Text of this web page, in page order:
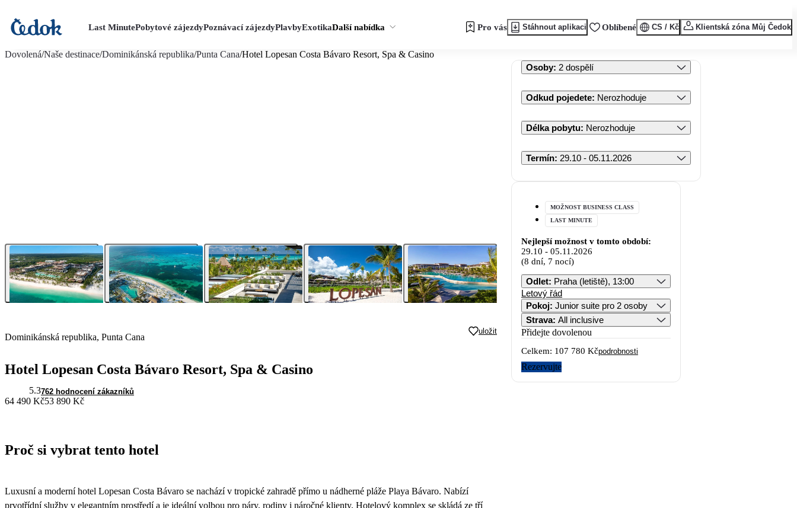
Last MinutePobytové zájezdyPoznávací zájezdyPlavbyExotikaDalší nabídka Pro vás Stáhnout aplikaci Oblíbené CS / Kč Klientská zóna Můj Čedok
Dovolená/Naše destinace/Dominikánská republika/Punta Cana/Hotel Lopesan Costa Bávaro Resort, Spa & Casino
Dominikánská republika, Punta Cana
uložit
Hotel Lopesan Costa Bávaro Resort, Spa & Casino
5.3762 hodnocení zákazníků
64 490 Kč53 890 Kč
Proč si vybrat tento hotel
Luxusní a moderní hotel Lopesan Costa Bávaro se nachází v tropické zahradě přímo u nádherné pláže Playa Bávaro. Nabízí
prvotřídní služby v elegantním prostředí a je ideální volbou pro páry, rodiny i náročné klienty. Hotelový komplex se skládá ze tří
Osoby: 2 dospělí
Odkud pojedete: Nerozhoduje
Délka pobytu: Nerozhoduje
Termín: 29.10 - 05.11.2026
MOŽNOST BUSINESS CLASS
LAST MINUTE
Nejlepší možnost v tomto období:
29.10 - 05.11.2026
(8 dní, 7 nocí)
Odlet: Praha (letiště), 13:00
Letový řád
Pokoj: Junior suite pro 2 osoby
Strava: All inclusive
Přidejte dovolenou
Celkem: 107 780 Kčpodrobnosti
Rezervujte